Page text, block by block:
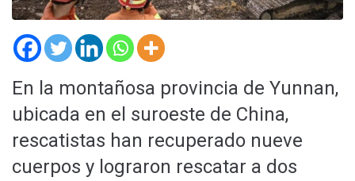
En la montañosa provincia de Yunnan,
ubicada en el suroeste de China,
rescatistas han recuperado nueve
cuerpos y lograron rescatar a dos